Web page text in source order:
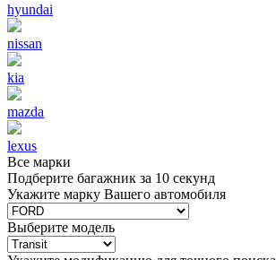
hyundai
nissan
kia
mazda
lexus
Все марки
Подберите багажник за 10 секунд
Укажите марку Вашего автомобиля
Выберите модель